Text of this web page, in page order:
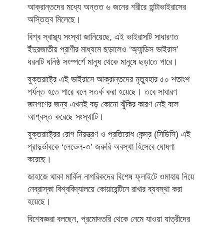
আক্রান্তদের মধ্যে অন্তত ৬ জনের শরীরে হান্টাভাইরাসের
অস্তিত্ব মিলেছে।
বিশ্ব স্বাস্থ্য সংস্থা জানিয়েছে, এই ভাইরাসটি সাধারণত
ইঁদুরজাতীয় প্রাণীর মাধ্যমে ছড়ালেও ‘অ্যান্ডিস ভাইরাস’
ধরনটি ঘনিষ্ঠ সংস্পর্শে মানুষ থেকে মানুষে ছড়াতে পারে।
যুক্তরাষ্ট্রে এই ভাইরাসে আক্রান্তদের মৃত্যুহার ৫০ শতাংশ
পর্যন্ত হতে পারে বলে সতর্ক করা হয়েছে। তবে সাধারণ
জনগণের জন্য এখনই বড় কোনো ঝুঁকির কারণ নেই বলে
আশ্বস্ত করেছে সংস্থাটি।
যুক্তরাষ্ট্রের রোগ নিয়ন্ত্রণ ও প্রতিরোধ কেন্দ্র (সিডিসি) এই
প্রাদুর্ভাবকে ‘লেভেল-৩’ জরুরি অবস্থা হিসেবে ঘোষণা
করেছে।
জাহাজে থাকা মার্কিন নাগরিকদের বিশেষ ফ্লাইটে ওমাহায় নিয়ে
নেব্রাস্কা বিশ্ববিদ্যালয়ে কোয়ারেন্টিনে রাখার ব্যবস্থা করা
হয়েছে।
বিশেষজ্ঞরা বলছেন, প্রমোদতরি থেকে নেমে যাওয়া যাত্রীদের